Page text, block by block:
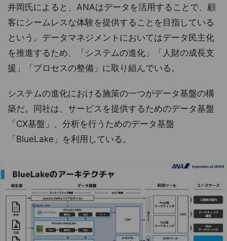
井岡氏によると、ANAはデータを活用することで、顧
客にシームレスな体験を提供することを目指している
という。データマネジメントにおいてはデータ民主化
を推進するため、「システムの進化」「人財の成長支
援」「プロセスの整備」に取り組んでいる。
システムの進化における施策の一つがデータ基盤の構
築だ。同社は、サービスを提供するためのデータ基盤
「CX基盤」、分析を行うためのデータ基盤
「BlueLake」を利用している。